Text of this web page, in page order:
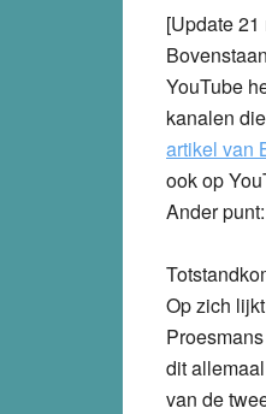
[Update
YouTube
kanalen
artikel van
ook op
Ander
Op zich
dit
van de